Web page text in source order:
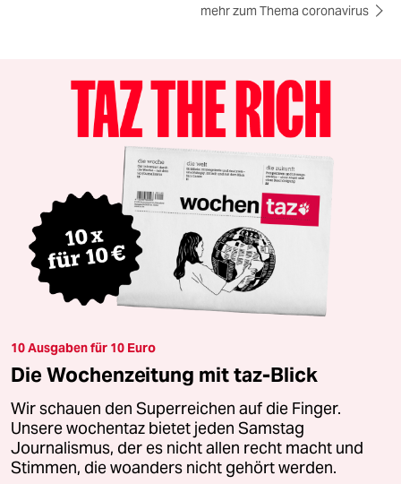
mehr zum Thema coronavirus
10 Ausgaben für 10 Euro
Die Wochenzeitung mit taz-Blick
Wir schauen den Superreichen auf die Finger.
Unsere wochentaz bietet jeden Samstag
Journalismus, der es nicht allen recht macht und
Stimmen, die woanders nicht gehört werden.